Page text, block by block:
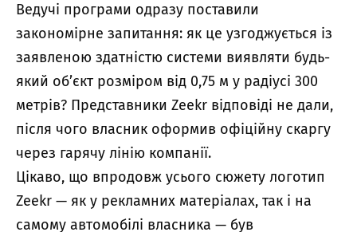
Ведучі програми одразу поставили
закономірне запитання: як це узгоджується із
заявленою здатністю системи виявляти будь-
який об’єкт розміром від 0,75 м у радіусі 300
метрів? Представники Zeekr відповіді не дали,
після чого власник оформив офіційну скаргу
через гарячу лінію компанії.
Цікаво, що впродовж усього сюжету логотип
Zeekr — як у рекламних матеріалах, так і на
самому автомобілі власника — був